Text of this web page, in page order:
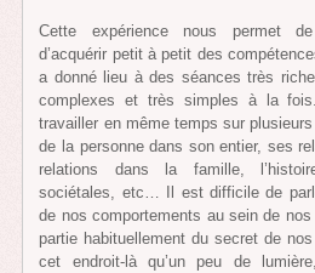
Cette expérience nous permet
d’acquérir petit à petit des
a donné lieu à des séances très
complexes et très simples à la
travailler en même temps sur
de la personne dans son entier, ses
relations dans la famille,
sociétales, etc… Il est difficile de
de nos comportements au sein de
partie habituellement du secret de
cet endroit-là qu’un peu de